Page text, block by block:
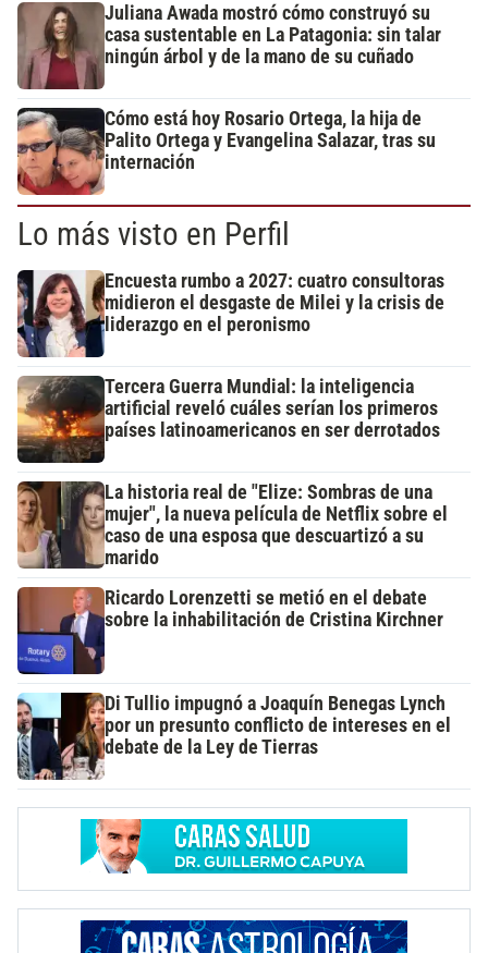
Juliana Awada mostró cómo construyó su
casa sustentable en La Patagonia: sin talar
ningún árbol y de la mano de su cuñado
Cómo está hoy Rosario Ortega, la hija de
Palito Ortega y Evangelina Salazar, tras su
internación
Lo más visto en Perfil
Encuesta rumbo a 2027: cuatro consultoras
midieron el desgaste de Milei y la crisis de
liderazgo en el peronismo
Tercera Guerra Mundial: la inteligencia
artificial reveló cuáles serían los primeros
países latinoamericanos en ser derrotados
La historia real de "Elize: Sombras de una
mujer", la nueva película de Netflix sobre el
caso de una esposa que descuartizó a su
marido
Ricardo Lorenzetti se metió en el debate
sobre la inhabilitación de Cristina Kirchner
Di Tullio impugnó a Joaquín Benegas Lynch
por un presunto conflicto de intereses en el
debate de la Ley de Tierras